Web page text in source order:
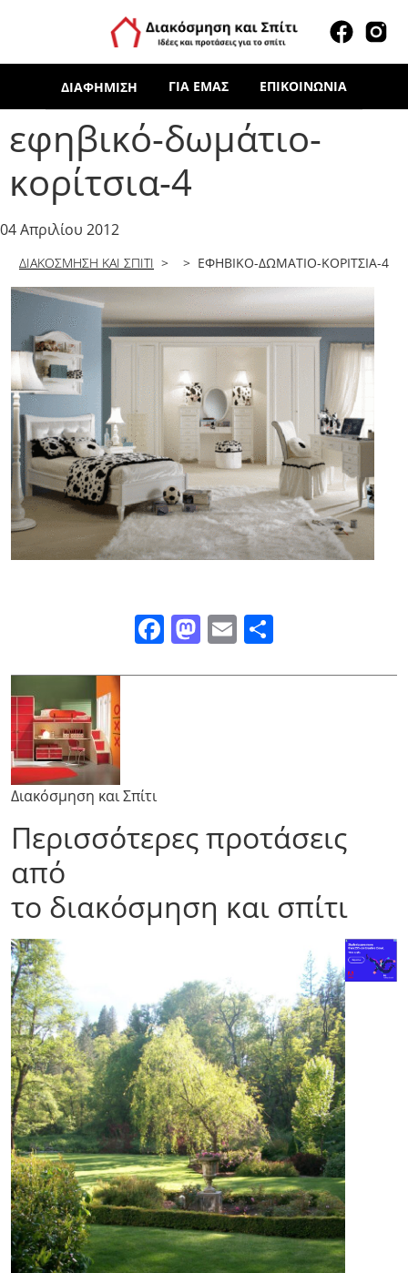
ΔΙΑΦΉΜΙΣΗ ΓΙΑ ΕΜΆΣ ΕΠΙΚΟΙΝΩΝΊΑ
εφηβικό-δωμάτιο-
κορίτσια-4
04 Απριλίου 2012
ΔΙΑΚΟΣΜΗΣΗ ΚΑΙ ΣΠΙΤΙ > > ΕΦΗΒΙΚΌ-ΔΩΜΆΤΙΟ-ΚΟΡΊΤΣΙΑ-4
Facebook
Mastodon
Email
Διακόσμηση και Σπίτι
Περισσότερες προτάσεις
από
το διακόσμηση και σπίτι